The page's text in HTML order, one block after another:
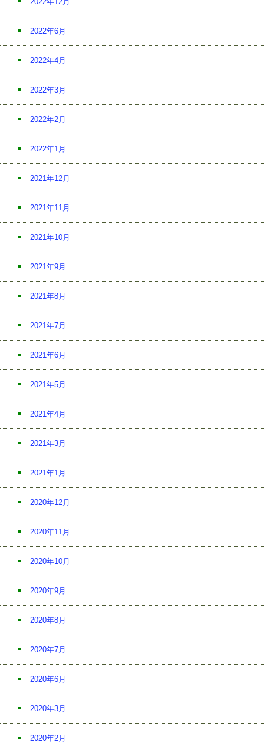
2022年6月
2022年4月
2022年3月
2022年2月
2022年1月
2021年12月
2021年11月
2021年10月
2021年9月
2021年8月
2021年7月
2021年6月
2021年5月
2021年4月
2021年3月
2021年1月
2020年12月
2020年11月
2020年10月
2020年9月
2020年8月
2020年7月
2020年6月
2020年3月
2020年2月